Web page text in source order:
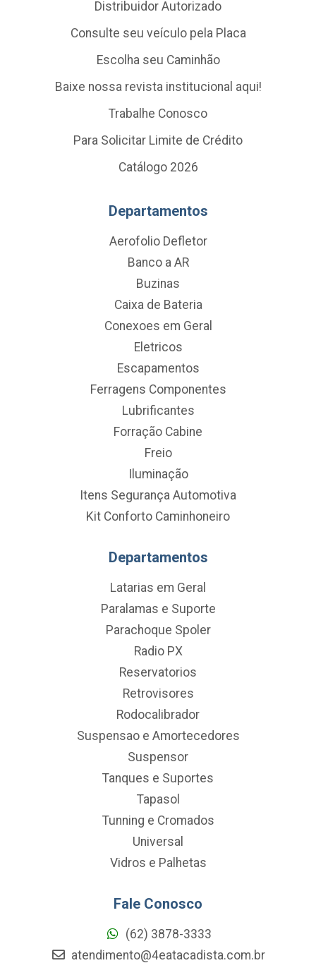
Distribuidor Autorizado
Consulte seu veículo pela Placa
Escolha seu Caminhão
Baixe nossa revista institucional aqui!
Trabalhe Conosco
Para Solicitar Limite de Crédito
Catálogo 2026
Departamentos
Aerofolio Defletor
Banco a AR
Buzinas
Caixa de Bateria
Conexoes em Geral
Eletricos
Escapamentos
Ferragens Componentes
Lubrificantes
Forração Cabine
Freio
Iluminação
Itens Segurança Automotiva
Kit Conforto Caminhoneiro
Departamentos
Latarias em Geral
Paralamas e Suporte
Parachoque Spoler
Radio PX
Reservatorios
Retrovisores
Rodocalibrador
Suspensao e Amortecedores
Suspensor
Tanques e Suportes
Tapasol
Tunning e Cromados
Universal
Vidros e Palhetas
Fale Conosco
(62) 3878-3333
atendimento@4eatacadista.com.br